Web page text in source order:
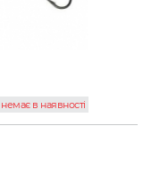
немає в наявності